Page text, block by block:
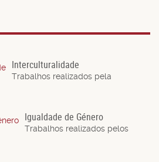
Interculturalidade
Trabalhos realizados pela
Igualdade de Género
Trabalhos realizados pelos